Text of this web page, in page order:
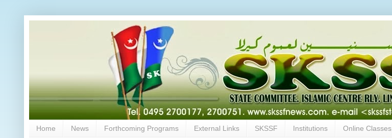
Home News Forthcoming Programs External Links SKSSF Institutions Online Classes